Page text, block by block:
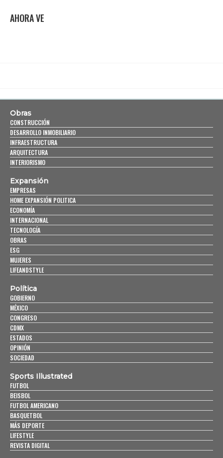
AHORA VE
Obras
CONSTRUCCIÓN
DESARROLLO INMOBILIARIO
INFRAESTRUCTURA
ARQUITECTURA
INTERIORISMO
Expansión
EMPRESAS
HOME EXPANSIÓN POLITICA
ECONOMÍA
INTERNACIONAL
TECNOLOGÍA
OBRAS
ESG
MUJERES
LIFEANDSTYLE
Política
GOBIERNO
MÉXICO
CONGRESO
CDMX
ESTADOS
OPINIÓN
SOCIEDAD
Sports Illustrated
FUTBOL
BEISBOL
FUTBOL AMERICANO
BASQUETBOL
MÁS DEPORTE
LIFESTYLE
REVISTA DIGITAL